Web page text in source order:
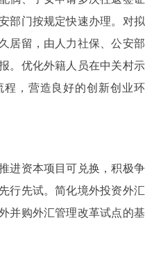
部门按规定快速办理。对拟
居留，由人力社保、公安部
。优化外籍人员在中关村示
，营造良好的创新创业环
资本项目可兑换，积极争
行先试。简化境外投资外汇
并购外汇管理改革试点的基